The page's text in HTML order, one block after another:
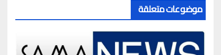
موضوعات متعلقة